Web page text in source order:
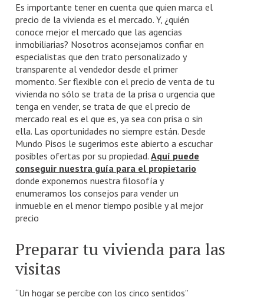
Es importante tener en cuenta que quien marca el
precio de la vivienda es el mercado. Y, ¿quién
conoce mejor el mercado que las agencias
inmobiliarias? Nosotros aconsejamos confiar en
especialistas que den trato personalizado y
transparente al vendedor desde el primer
momento. Ser flexible con el precio de venta de tu
vivienda no sólo se trata de la prisa o urgencia que
tenga en vender, se trata de que el precio de
mercado real es el que es, ya sea con prisa o sin
ella. Las oportunidades no siempre están. Desde
Mundo Pisos le sugerimos este abierto a escuchar
posibles ofertas por su propiedad.Aquí puede
conseguir nuestra guía para el propietario
donde exponemos nuestra filosofía y
enumeramos los consejos para vender un
inmueble en el menor tiempo posible y al mejor
precio
Preparar tu vivienda para las
visitas
“Un hogar se percibe con los cinco sentidos”